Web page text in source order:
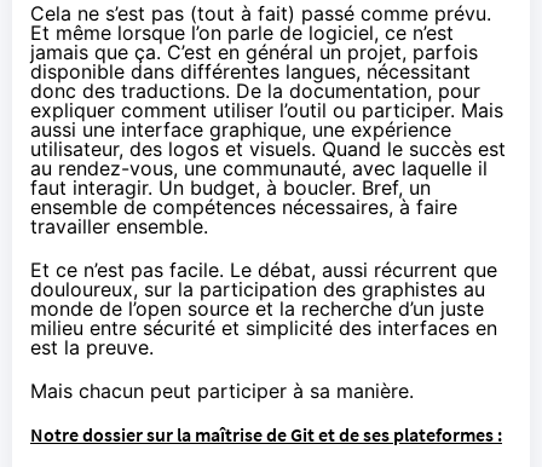
Cela ne s’est pas (tout à fait) passé comme prévu.
Et même lorsque l’on parle de logiciel, ce n’est
jamais que ça. C’est en général un projet, parfois
disponible dans différentes langues, nécessitant
donc des traductions. De la documentation, pour
expliquer comment utiliser l’outil ou participer. Mais
aussi une interface graphique, une expérience
utilisateur, des logos et visuels. Quand le succès est
au rendez-vous, une communauté, avec laquelle il
faut interagir. Un budget, à boucler. Bref, un
ensemble de compétences nécessaires, à faire
travailler ensemble.
Et ce n’est pas facile. Le débat, aussi récurrent que
douloureux, sur la participation des graphistes au
monde de l’open source et la recherche d’un juste
milieu entre sécurité et simplicité des interfaces en
est la preuve.
Mais chacun peut participer à sa manière.
Notre dossier sur la maîtrise de Git et de ses plateformes :